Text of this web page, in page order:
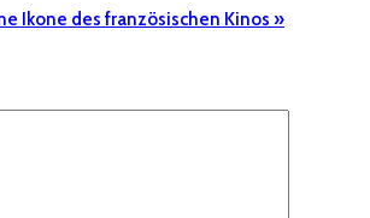
Ikone des französischen Kinos »